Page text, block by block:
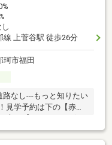
線 上菅谷駅 徒歩26分
珂市福田
なし---もっと知りたい
学予約は下の【赤い